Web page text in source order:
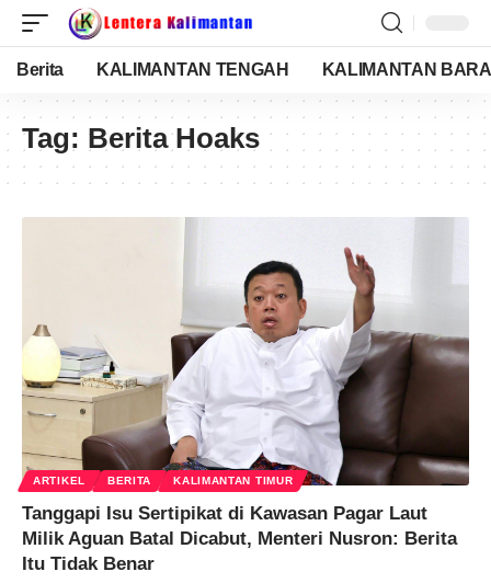
Berita KALIMANTAN TENGAH KALIMANTAN
Tag: Berita Hoaks
ARTIKEL BERITA KALIMANTAN TIMUR
Tanggapi Isu Sertipikat di Kawasan Pagar Laut
Milik Aguan Batal Dicabut, Menteri Nusron: Berita
Itu Tidak Benar